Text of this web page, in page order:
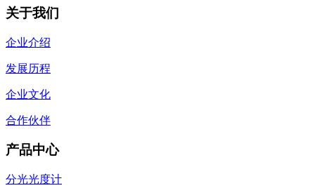
关于我们
企业介绍
发展历程
企业文化
合作伙伴
产品中心
分光光度计